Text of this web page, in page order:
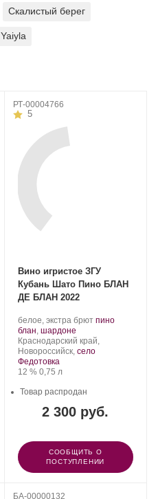
Скалистый берег
Yaiyla
РТ-00004766
5
Вино игристое ЗГУ
Кубань Шато Пино БЛАН
ДЕ БЛАН 2022
Производитель:
Шато
Пино.
белое, экстра брют .
винограда:
пино
блан, шардоне.
Регион:
Краснодарский край,
Новороссийск, село
Федотовка
Крепость
12 %. Объем
0,75 л
2 300 руб.
Товар распродан
СООБЩИТЬ О
ПОСТУПЛЕНИИ
БА-00000132